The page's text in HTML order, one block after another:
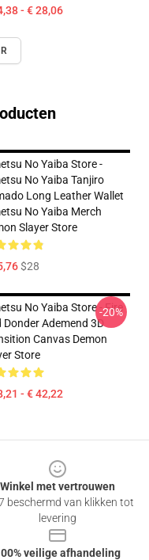
- € 28,06
No Yaiba Store -
No Yaiba Tanjiro
Long Leather Wallet
No Yaiba Merch
Slayer Store
$28
No Yaiba Store - Fire
Donder Ademend 3D
Canvas Demon
Store
- € 42,22
-20%
Winkel met vertrouwen
beschermd van klikken tot
levering
veilige afhandeling